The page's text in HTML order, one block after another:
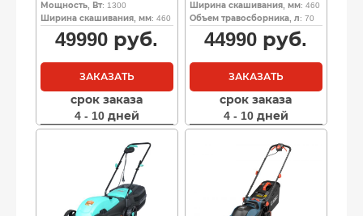
Мощность, Вт: 1300
Ширина скашивания, мм: 460
49990 руб.
ЗАКАЗАТЬ
срок заказа
4 - 10 дней
Ширина скашивания, мм: 460
Объем травосборника, л: 70
44990 руб.
ЗАКАЗАТЬ
срок заказа
4 - 10 дней